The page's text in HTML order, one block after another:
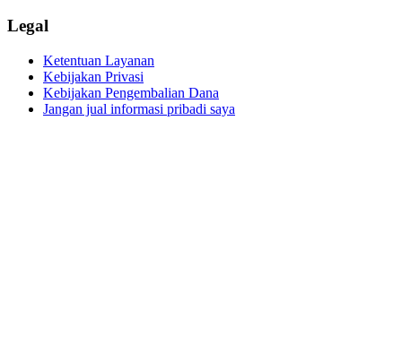
Legal
Ketentuan Layanan
Kebijakan Privasi
Kebijakan Pengembalian Dana
Jangan jual informasi pribadi saya